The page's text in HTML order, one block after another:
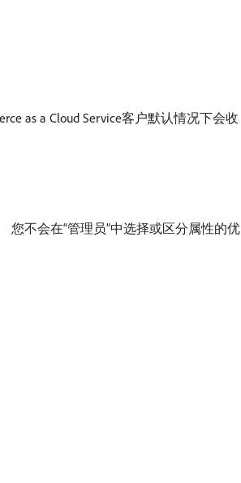
as a Cloud Service客户默认情况下会收
您不会在“管理员”中选择或区分属性的优